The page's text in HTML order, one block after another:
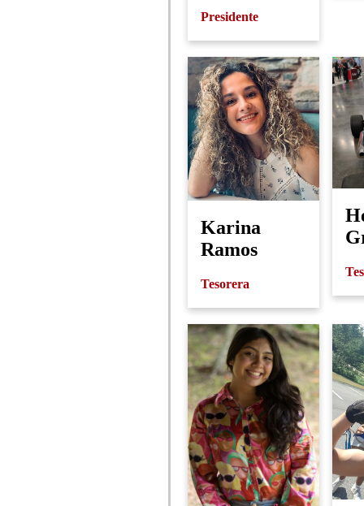
Presidente
Karina
Ramos
Tesorera